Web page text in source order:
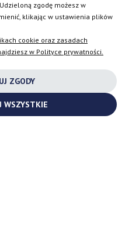
zgodę możesz w
klikając w ustawienia plików
cookie oraz zasadach
w Polityce prywatności.
ZGODY
WSZYSTKIE